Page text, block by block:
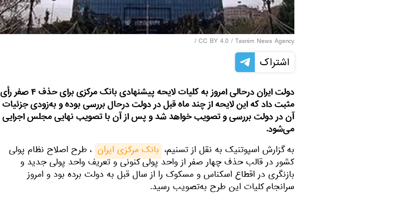
CC BY 4.0 / Tasnim News Agency
/
اشتراک
دولت ایران درحالی امروز به کلیات لایحه پیشنهادی بانک مرکزی برای حذف ۴ صفر رأی
مثبت داد که این لایحه از چند ماه قبل در دولت درحال بررسی بوده و به‌زودی جزئیات
آن در دولت بررسی و تصویب خواهد شد و پس از آن با تصویب نهایی مجلس اجرایی
می‌شود.
به گزارش اسپوتنیک به نقل از تسنیم، بانک مرکزی ایران ، طرح اصلاح نظام پولی
کشور در قالب حذف چهار صفر از واحد پولی کنونی و تعریف واحد پولی جدید و
بازنگری در اقطاع اسکناس و مسکوک را از سال قبل به دولت برده بود و امروز
سرانجام کلیات این طرح به‌تصویب رسید.